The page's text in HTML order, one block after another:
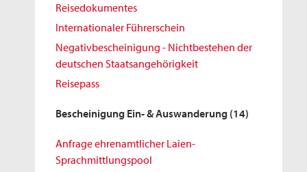
Reisedokumentes
Internationaler Führerschein
Negativbescheinigung - Nichtbestehen der
deutschen Staatsangehörigkeit
Reisepass
Bescheinigung Ein- & Auswanderung (14)
Anfrage ehrenamtlicher Laien-
Sprachmittlungspool